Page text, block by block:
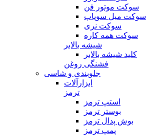
سوکت موتور فن
سوکت میل سوپاپ
سوکت نری
سوکت همه کاره
شیشه بالابر
کلید شیشه بالابر
فشنگی روغن
جلوبندی و شاسی
ابزارآلات
ترمز
استپ ترمز
بوستر ترمز
بوش پدال ترمز
پمپ ترمز